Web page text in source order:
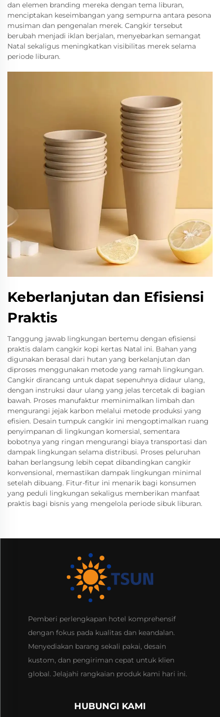
dan elemen branding mereka dengan tema liburan,
menciptakan keseimbangan yang sempurna antara pesona
musiman dan pengenalan merek. Cangkir tersebut
berubah menjadi iklan berjalan, menyebarkan semangat
Natal sekaligus meningkatkan visibilitas merek selama
periode liburan.
Keberlanjutan dan Efisiensi
Praktis
Tanggung jawab lingkungan bertemu dengan efisiensi
praktis dalam cangkir kopi kertas Natal ini. Bahan yang
digunakan berasal dari hutan yang berkelanjutan dan
diproses menggunakan metode yang ramah lingkungan.
Cangkir dirancang untuk dapat sepenuhnya didaur ulang,
dengan instruksi daur ulang yang jelas tercetak di bagian
bawah. Proses manufaktur meminimalkan limbah dan
mengurangi jejak karbon melalui metode produksi yang
efisien. Desain tumpuk cangkir ini mengoptimalkan ruang
penyimpanan di lingkungan komersial, sementara
bobotnya yang ringan mengurangi biaya transportasi dan
dampak lingkungan selama distribusi. Proses peluruhan
bahan berlangsung lebih cepat dibandingkan cangkir
konvensional, memastikan dampak lingkungan minimal
setelah dibuang. Fitur-fitur ini menarik bagi konsumen
yang peduli lingkungan sekaligus memberikan manfaat
praktis bagi bisnis yang mengelola periode sibuk liburan.
Pemberi perlengkapan hotel komprehensif
dengan fokus pada kualitas dan keandalan.
Menyediakan barang sekali pakai, desain
kustom, dan pengiriman cepat untuk klien
global. Jelajahi rangkaian produk kami hari ini.
HUBUNGI KAMI